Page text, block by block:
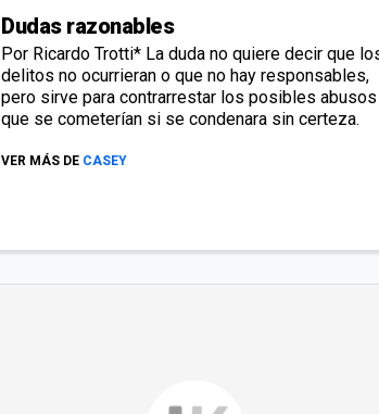
Dudas razonables
Por Ricardo Trotti* La duda no quiere decir que
delitos no ocurrieran o que no hay responsables,
pero sirve para contrarrestar los posibles abusos
que se cometerían si se condenara sin certeza.
VER MÁS DE CASEY